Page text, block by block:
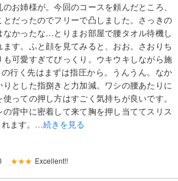
お姉様が。今回のコースを頼んだところ、
だったのでフリーで凸しました。さっきの
なかったな…とりまお部屋で腰タオル待機し
ます。ふと顔を見てみると、おお。さおりち
も可愛すぎてびっくり。ウキウキしながら施
行く先はまずは指圧から。うんうん。なか
とした指捌きと力加減。ワシの腰あたりに
っての押し方はすごく気持ちが良いです。
背中に密着して来て胸を押し当ててスリス
ます。 …続きを見る
★★★ Excellent!!